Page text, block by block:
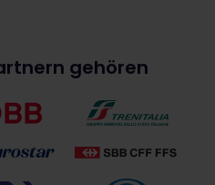
gehören